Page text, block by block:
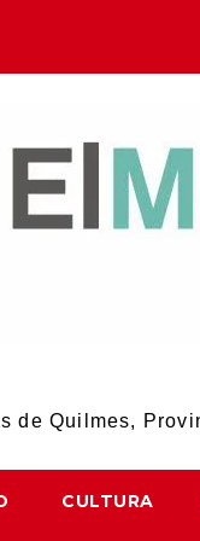
de Quilmes,
CULTURA